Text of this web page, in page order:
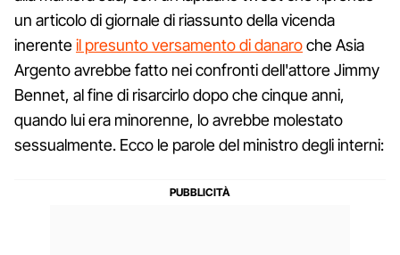
un articolo di giornale di riassunto della vicenda
inerenteil presunto versamento di danaroche Asia
Argento avrebbe fatto nei confronti dell'attore Jimmy
Bennet, al fine di risarcirlo dopo che cinque anni,
quando lui era minorenne, lo avrebbe molestato
sessualmente. Ecco le parole del ministro degli interni: